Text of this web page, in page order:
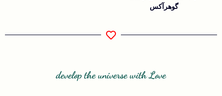
گوهرآکس
develop the universe with Love